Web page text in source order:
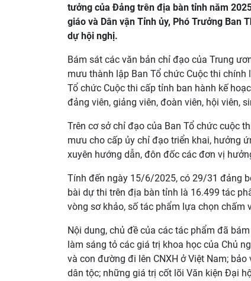
tưởng của Đảng trên địa bàn tỉnh năm
giáo và Dân vận Tỉnh ủy, Phó Trưởng Ban
dự hội nghị.
Bám sát các văn bản chỉ đạo của Trung
mưu thành lập Ban Tổ chức Cuộc thi
Tổ chức Cuộc thi cấp tỉnh ban hành kế
đảng viên, giảng viên, đoàn viên, hội viên,
Trên cơ sở chỉ đạo của Ban Tổ chức cuộc
mưu cho cấp ủy chỉ đạo triển khai, hưởng
xuyên hướng dẫn, đôn đốc các đơn vị
Tính đến ngày 15/6/2025, có 29/31 đảng
bài dự thi trên địa bàn tỉnh là 16.499 tác
vòng sơ khảo, số tác phẩm lựa chọn chấm
Nội dung, chủ đề của các tác phẩm đã
làm sáng tỏ các giá trị khoa học của Chủ
và con đường đi lên CNXH ở Việt Nam;
dân tộc; những giá trị cốt lõi Văn kiện Đại